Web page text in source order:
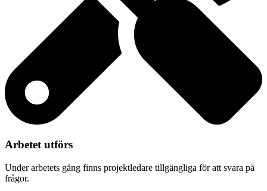
Arbetet utförs
Under arbetets gång finns projektledare tillgängliga för att svara på
frågor.